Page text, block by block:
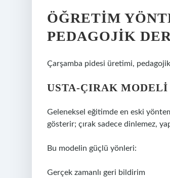
ÖĞRETIM
PEDAGOJIK
Çarşamba pidesi üretimi,
USTA-ÇIRAK MODELI
Geleneksel eğitimde en eski
gösterir; çırak sadece dinlemez,
Bu modelin güçlü yönleri:
Gerçek zamanlı geri bildirim